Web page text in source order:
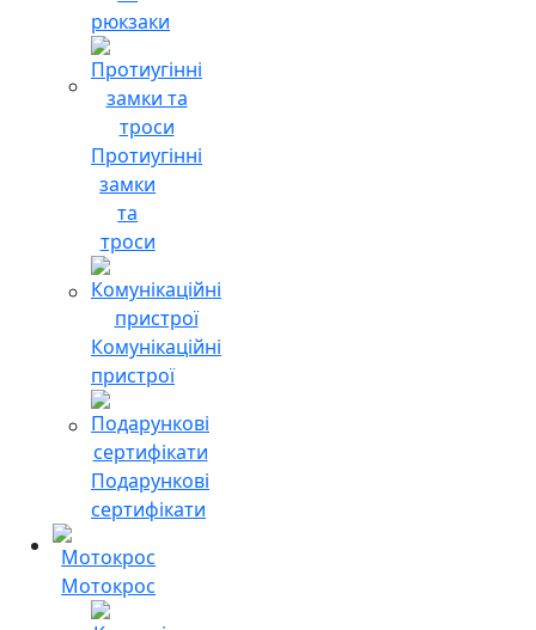
рюкзаки
Протиугінні
замки
та
троси
Комунікаційні
пристрої
Подарункові
сертифікати
Мотокрос